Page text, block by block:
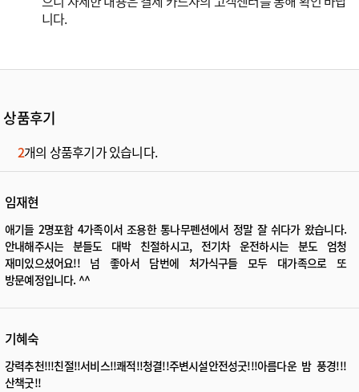
니다.
상품후기
2개의 상품후기가 있습니다.
임재현
애기들 2명포함 4가족이서 조용한 통나무펜션에서 정말 잘 쉬다가 왔습니다.
안내해주시는 분들도 대박 친절하시고, 전기차 운전하시는 분도 엄청
재미있으셨어요!! 넘 좋아서 담번에 처가식구들 모두 대가족으로 또
방문예정입니다. ^^
기혜숙
강력추천!!!친절!!서비스!!쾌적!!청결!!주변시설안전성굿!!!아름다운 밤 풍경!!!
산책굿!!